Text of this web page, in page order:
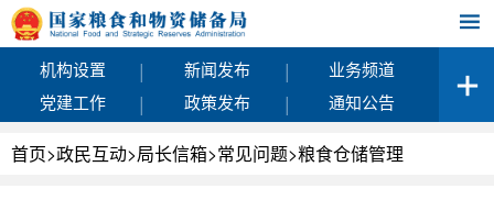
机构设置 | 新闻发布 |
业务频道
党建工作
| 政策发布 | 通知公告
首页>政民互动>局长信箱>常见问题>粮食仓储管理